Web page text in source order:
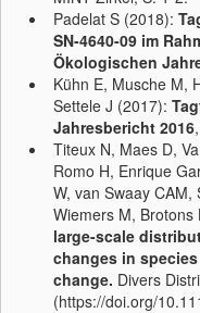
Padelat S (2018):
SN-4640-09 im
Ökologischen
Kühn E, Musche M,
Settele J (2017):
Jahresbericht 2016
Titeux N, Maes D,
Romo H, Enrique
W, van Swaay
Wiemers M,
large-scale
changes in
change. Divers
(https://doi.org/